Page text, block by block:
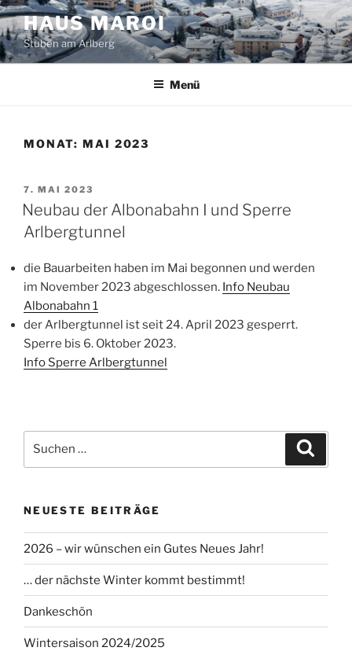
Zum
Inhalt
springen
HAUS MAROI
Stuben am Arlberg
Menü
MONAT: MAI 2023
VERÖFFENTLICHT
AM
7. MAI 2023
Neubau der Albonabahn I und Sperre
Arlbergtunnel
die Bauarbeiten haben im Mai begonnen und werden
im November 2023 abgeschlossen. Info Neubau
Albonabahn 1
der Arlbergtunnel ist seit 24. April 2023 gesperrt.
Sperre bis 6. Oktober 2023.
Info Sperre Arlbergtunnel
nach:
NEUESTE BEITRÄGE
2026 – wir wünschen ein Gutes Neues Jahr!
… der nächste Winter kommt bestimmt!
Dankeschön
Wintersaison 2024/2025